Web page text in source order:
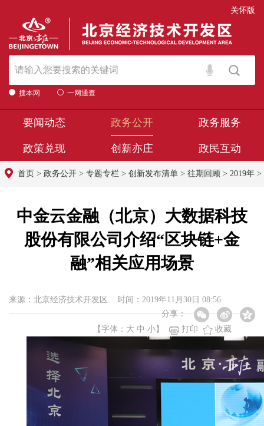
关怀版
搜本网 一网通查
要闻动态 政务公开 政务服务
政策兑现 创新亦庄 政民互动
首页 > 政务公开 > 专题专栏 > 创新发布清单 > 往期回顾 > 2019年 >
中金云金融（北京）大数据科技
股份有限公司介绍“区块链+金
融”相关应用场景
来源：北京经济技术开发区 时间：2019年11月30日 08:56
分享：
【字体： 大 中 小 】 打印 收藏